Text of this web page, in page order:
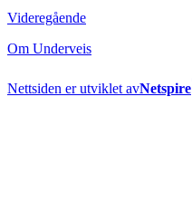
Videregående
Om Underveis
Nettsiden er utviklet avNetspire